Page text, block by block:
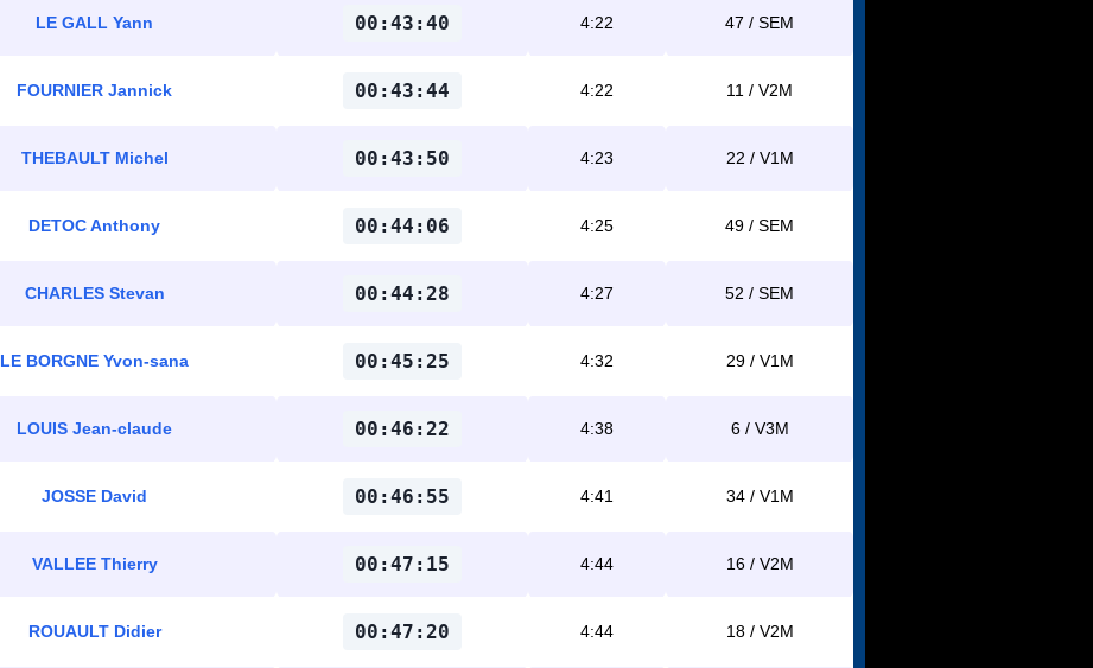
LE GALL Yann 00:43:40 4:22 47 / SEM
FOURNIER Jannick 00:43:44 4:22 11 / V2M
THEBAULT Michel 00:43:50 4:23 22 / V1M
DETOC Anthony 00:44:06 4:25 49 / SEM
CHARLES Stevan 00:44:28 4:27 52 / SEM
LE BORGNE Yvon-sana 00:45:25 4:32 29 / V1M
LOUIS Jean-claude 00:46:22 4:38 6 / V3M
JOSSE David 00:46:55 4:41 34 / V1M
VALLEE Thierry 00:47:15 4:44 16 / V2M
ROUAULT Didier 00:47:20 4:44 18 / V2M